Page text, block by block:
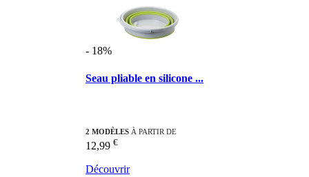
- 18%
Seau pliable en silicone ...
2 MODÈLES À PARTIR DE
12,99 €
Découvrir